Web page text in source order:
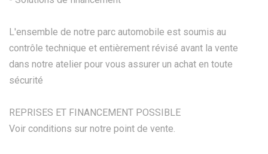
L'ensemble de notre parc automobile est soumis au
contrôle technique et entièrement révisé avant la vente
dans notre atelier pour vous assurer un achat en toute
sécurité
REPRISES ET FINANCEMENT POSSIBLE
Voir conditions sur notre point de vente.